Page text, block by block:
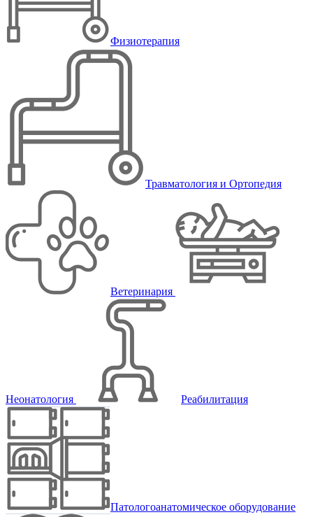
Физиотерапия
Травматология и Ортопедия
Ветеринария
Неонатология Реабилитация
Патологоанатомическое оборудование